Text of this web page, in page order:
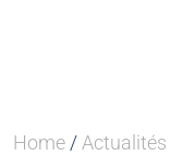
Home / Actualités